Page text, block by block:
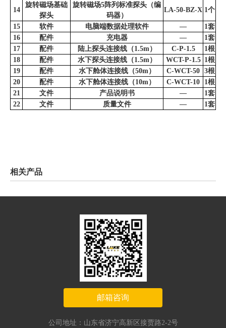
14
旋转磁场基础
探头
旋转磁场5阵列标准探头（编
码器）
LA-50-BZ-X 1个
15 软件 电脑端数据处理软件 —
1套
16
配件 充电器 —
1套
17
配件 陆上探头连接线（1.5m） C-P-1.5
1根
18
配件 水下探头连接线（1.5m） WCT-P-1.5 1根
19
配件 水下舱体连接线（50m） C-WCT-50 3根
20
配件 水下舱体连接线（10m） C-WCT-10
1根
21
文件 产品说明书 —
1套
22
文件 质量文件 — 1套
相关产品
邮箱咨询
公司地址：山东省济宁高新区接贾路2-2号